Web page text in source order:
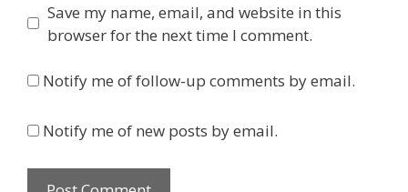
Save my name, email, and website in this
browser for the next time I comment.
Notify me of follow-up comments by email.
Notify me of new posts by email.